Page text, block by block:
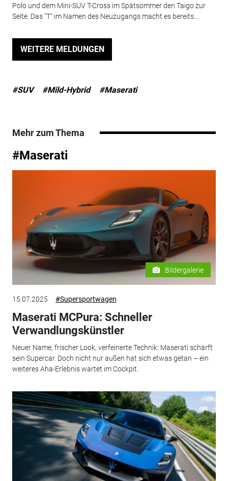
Polo und dem Mini-SUV T-Cross im Spätsommer den Taigo zur
Seite. Das "T" im Namen des Neuzugangs macht es bereits...
WEITERE MELDUNGEN
#SUV #Mild-Hybrid #Maserati
Mehr zum Thema
#Maserati
Bildergalerie
15.07.2025 #Supersportwagen
Maserati MCPura: Schneller
Verwandlungskünstler
Neuer Name, frischer Look, verfeinerte Technik: Maserati schärft
sein Supercar. Doch nicht nur außen hat sich etwas getan – ein
weiteres Aha-Erlebnis wartet im Cockpit.